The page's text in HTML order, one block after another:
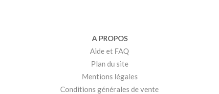
A PROPOS
Aide et FAQ
Plan du site
Mentions légales
Conditions générales de vente